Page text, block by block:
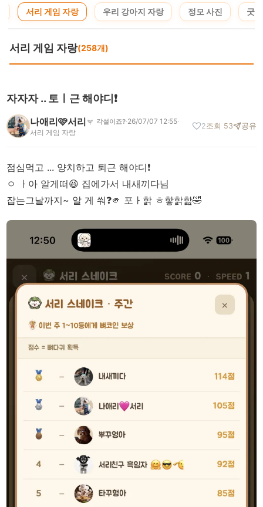
서리 게임 자랑 우리 강아지 자랑 정모 사진 굿
서리 게임 자랑(258개)
자자자 .. 토ㅣ근 해야디❗️
나애리🩷서리 각설이죠?·26/07/07 12:55·
서리 게임 자랑
2조회 53 공유
점심먹고 ... 양치하고 퇴근 해야디❗️
ㅇ ㅏ아 알게떠😆 집에가서 내새끼다님
잡는그날까지~ 알 게 쒀❓🫵 포ㅏ핡 ㅎ핳핡핦🤣